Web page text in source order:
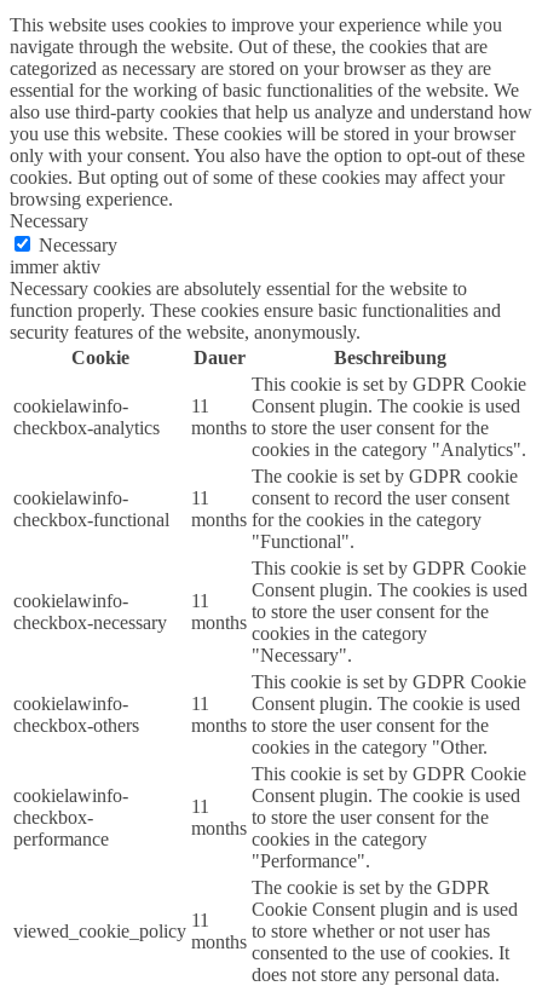
This website uses cookies to improve your experience while you
navigate through the website. Out of these, the cookies that are
categorized as necessary are stored on your browser as they are
essential for the working of basic functionalities of the website. We
also use third-party cookies that help us analyze and understand how
you use this website. These cookies will be stored in your browser
only with your consent. You also have the option to opt-out of these
cookies. But opting out of some of these cookies may affect your
browsing experience.
Necessary
Necessary
immer aktiv
Necessary cookies are absolutely essential for the website to
function properly. These cookies ensure basic functionalities and
security features of the website, anonymously.
Cookie
Dauer Beschreibung
cookielawinfo-
checkbox-analytics
11
months
This cookie is set by GDPR Cookie
Consent plugin. The cookie is used
to store the user consent for the
cookies in the category "Analytics".
cookielawinfo-
checkbox-functional
11
months
The cookie is set by GDPR cookie
consent to record the user consent
for the cookies in the category
"Functional".
cookielawinfo-
checkbox-necessary
11
months
This cookie is set by GDPR Cookie
Consent plugin. The cookies is used
to store the user consent for the
cookies in the category
"Necessary".
cookielawinfo-
checkbox-others
11
months
This cookie is set by GDPR Cookie
Consent plugin. The cookie is used
to store the user consent for the
cookies in the category "Other.
cookielawinfo-
checkbox-
performance
11
months
This cookie is set by GDPR Cookie
Consent plugin. The cookie is used
to store the user consent for the
cookies in the category
"Performance".
viewed_cookie_policy
11
months
The cookie is set by the GDPR
Cookie Consent plugin and is used
to store whether or not user has
consented to the use of cookies. It
does not store any personal data.